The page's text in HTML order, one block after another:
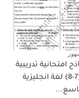
امتحانية تدريبية
للوحدات (7-8) لغة انجليزية